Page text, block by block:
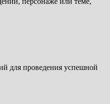
для проведения успешной